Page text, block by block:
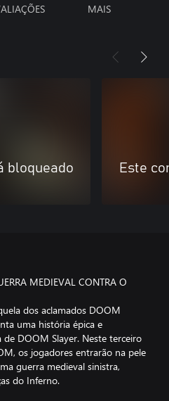
MAIS
bloqueado Este
MEDIEVAL CONTRA O
dos aclamados DOOM
uma história épica e
DOOM Slayer. Neste terceiro
os jogadores entrarão na pele
guerra medieval sinistra,
do Inferno.